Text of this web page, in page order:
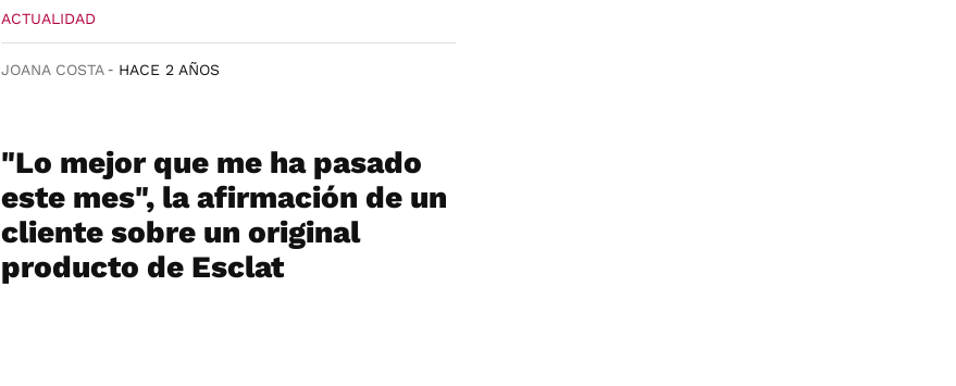
ACTUALIDAD
JOANA COSTA HACE 2 AÑOS
"Lo mejor que me ha pasado
este mes", la afirmación de un
cliente sobre un original
producto de Esclat